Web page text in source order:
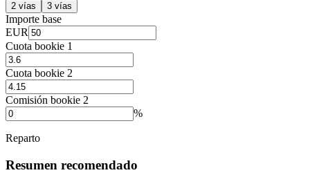
2 vías 3 vías
Importe base
EUR
Cuota bookie 1
Cuota bookie 2
Comisión bookie 2
%
Reparto
Resumen recomendado